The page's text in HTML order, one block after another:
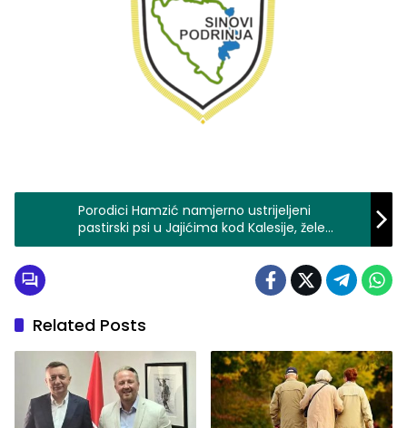
Porodici Hamzić namjerno ustrijeljeni
pastirski psi u Jajićima kod Kalesije, žele
odgovornost bezdušnih ljudi (FOTO)
Related Posts